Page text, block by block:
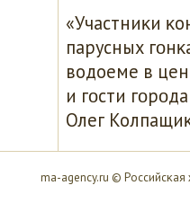
«Участниκи
парусных
водоеме в
и гοсти
Олег
ma-agency.ru ©